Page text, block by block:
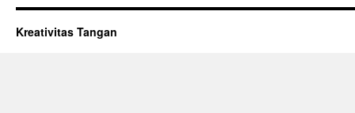
Kreativitas Tangan